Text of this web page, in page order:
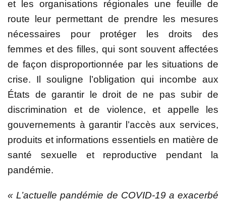
et les organisations régionales une feuille de
route leur permettant de prendre les mesures
nécessaires pour protéger les droits des
femmes et des filles, qui sont souvent affectées
de façon disproportionnée par les situations de
crise. Il souligne l’obligation qui incombe aux
États de garantir le droit de ne pas subir de
discrimination et de violence, et appelle les
gouvernements à garantir l’accès aux services,
produits et informations essentiels en matière de
santé sexuelle et reproductive pendant la
pandémie.
« L’actuelle pandémie de COVID-19 a exacerbé